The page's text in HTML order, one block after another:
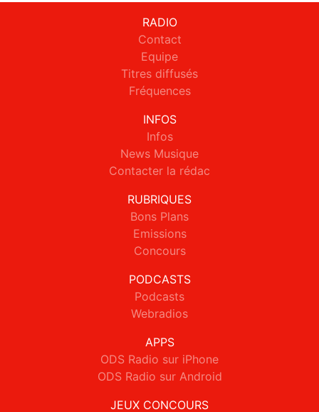
RADIO
Contact
Equipe
Titres diffusés
Fréquences
INFOS
Infos
News Musique
Contacter la rédac
RUBRIQUES
Bons Plans
Emissions
Concours
PODCASTS
Podcasts
Webradios
APPS
ODS Radio sur iPhone
ODS Radio sur Android
JEUX CONCOURS